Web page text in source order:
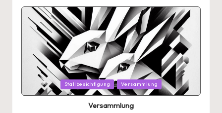
Posted
in
Stallbesichtigung Versammlung
Versammlung